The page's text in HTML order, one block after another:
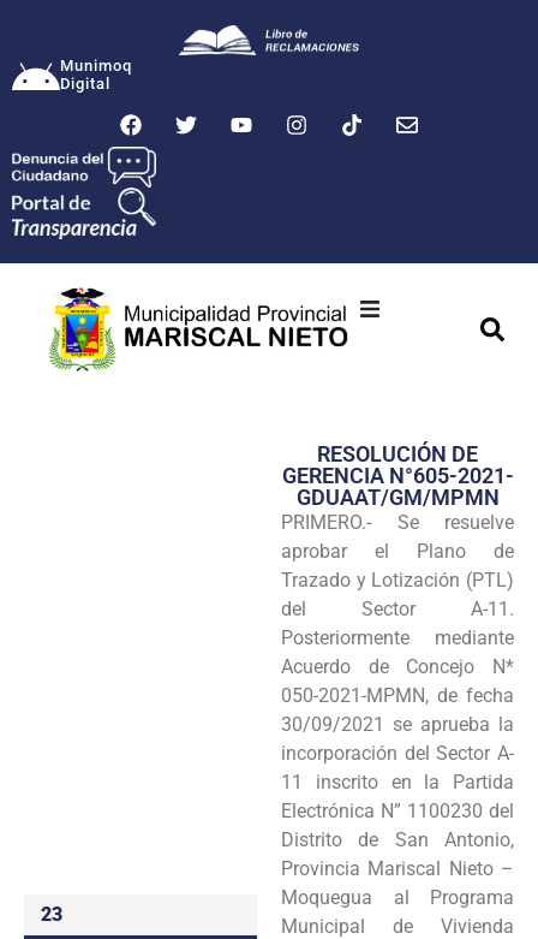
Munimoq
Digital
Transparencia
Seguridad
Programas
Intranet
23
RESOLUCIÓN DE
GERENCIA N°605-2021-
GDUAAT/GM/MPMN
PRIMERO.- Se resuelve
aprobar el Plano de
Trazado y Lotización (PTL)
del Sector A-11.
Posteriormente mediante
Acuerdo de Concejo N*
050-2021-MPMN, de fecha
30/09/2021 se aprueba la
incorporación del Sector A-
11 inscrito en la Partida
Electrónica N” 1100230 del
Distrito de San Antonio,
Provincia Mariscal Nieto –
Moquegua al Programa
Municipal de Vivienda